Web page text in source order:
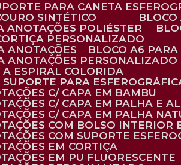
PARA CANETA
SINTÉTICO
ANOTAÇÕES POLIÉSTER
PERSONALIZADO
ANOTAÇÕES
BLOCO A6
ANOTAÇÕES PERSONALIZADO
A ESPIRAL COLORIDA
SUPORTE PARA
C/ CAPA EM BAMBU
C/ CAPA EM PALHA E
C/ CAPA EM PALHA
COM BOLSO INTERIOR
COM SUPORTE
EM CORTIÇA
EM PU FLUORESCENTE